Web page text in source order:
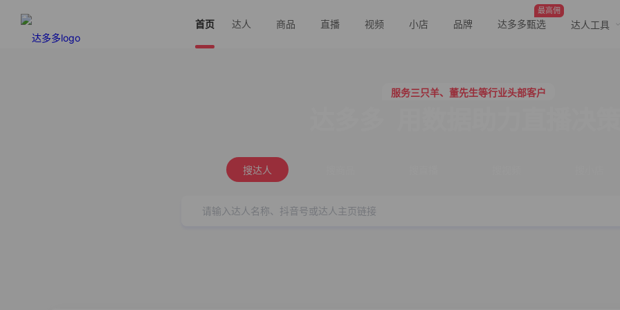
首页 达人 商品 直播 视频 小店 品牌
最高佣
达多多甄选 达人工具
服务三只羊、董先生等行业头部客户
搜达人